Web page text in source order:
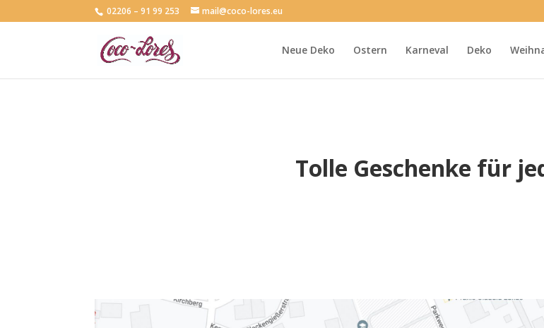
02206 – 91 99 253 mail@coco-lores.eu
Neue Deko Ostern Karneval Deko
Tolle Geschenke für